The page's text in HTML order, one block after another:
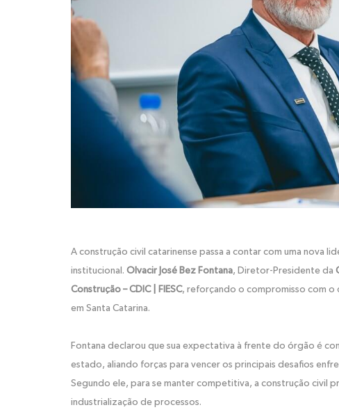
A construção civil catarinense passa a contar com uma nova
institucional. Olvacir José Bez Fontana, Diretor-Presidente da
Construção – CDIC | FIESC, reforçando o compromisso com
em Santa Catarina.
Fontana declarou que sua expectativa à frente do órgão é
estado, aliando forças para vencer os principais desafios
Segundo ele, para se manter competitiva, a construção civil
industrialização de processos.